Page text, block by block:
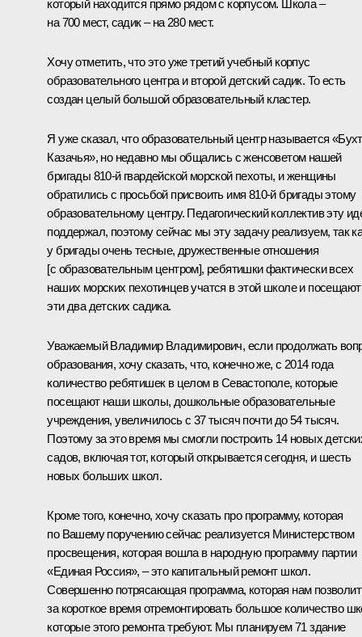
который находится прямо рядом с корпусом. Школа –
на 700 мест, садик – на 280 мест.
Хочу отметить, что это уже третий учебный корпус
образовательного центра и второй детский садик. То есть
создан целый большой образовательный кластер.
Я уже сказал, что образовательный центр называется
Казачья», но недавно мы общались с женсоветом нашей
бригады 810-й гвардейской морской пехоты, и женщины
обратились с просьбой присвоить имя 810-й бригады этому
образовательному центру. Педагогический коллектив эту
поддержал, поэтому сейчас мы эту задачу реализуем, так
у бригады очень тесные, дружественные отношения
[с образовательным центром], ребятишки фактически всех
наших морских пехотинцев учатся в этой школе и посещают
эти два детских садика.
Уважаемый Владимир Владимирович, если продолжать
образования, хочу сказать, что, конечно же, с 2014 года
количество ребятишек в целом в Севастополе, которые
посещают наши школы, дошкольные образовательные
учреждения, увеличилось с 37 тысяч почти до 54 тысяч.
Поэтому за это время мы смогли построить 14 новых
садов, включая тот, который открывается сегодня, и шесть
новых больших школ.
Кроме того, конечно, хочу сказать про программу, которая
по Вашему поручению сейчас реализуется Министерством
просвещения, которая вошла в народную программу партии
«Единая Россия», – это капитальный ремонт школ.
Совершенно потрясающая программа, которая нам позволит
за короткое время отремонтировать большое количество
которые этого ремонта требуют. Мы планируем 71 здание